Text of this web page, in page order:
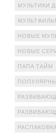
МУЛЬТИКИ
НОВЫЕ
НОВЫЕ
ПАПА ТАЙМ